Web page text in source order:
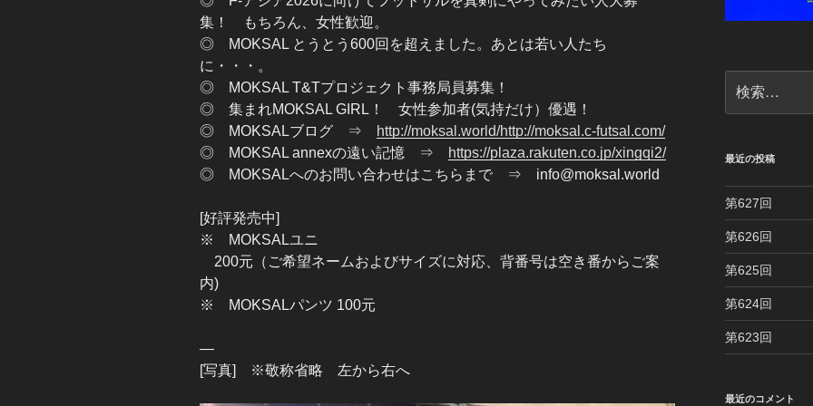
集！ もちろん、女性歓迎。
◎ MOKSAL とうとう600回を超えました。あとは若い人たち
に・・・。
◎ MOKSAL T&Tプロジェクト事務局員募集！
◎ 集まれMOKSAL GIRL！ 女性参加者(気持だけ）優遇！
◎ MOKSALブログ ⇒
http://moksal.world/http://moksal.c-futsal.com/
◎ MOKSAL annexの遠い記憶 ⇒
https://plaza.rakuten.co.jp/xingqi2/
◎ MOKSALへのお問い合わせはこちらまで ⇒ info@moksal.world
[好評発売中]
※ MOKSALユニ
200元（ご希望ネームおよびサイズに対応、背番号は空き番からご案
内)
※ MOKSALパンツ 100元
—
[写真] ※敬称省略 左から右へ
索:
最近の投稿
第627回
第626回
第625回
第624回
第623回
最近のコメント